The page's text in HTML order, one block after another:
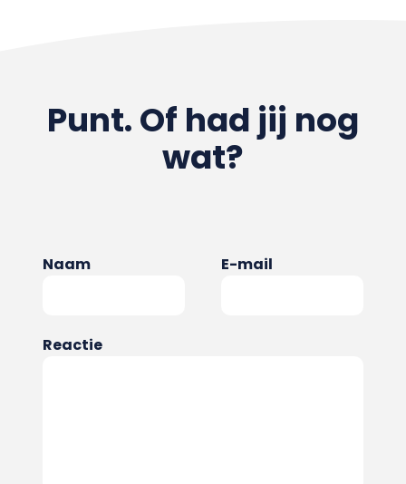
Punt. Of had jij nog
wat?
Naam E-mail
Reactie